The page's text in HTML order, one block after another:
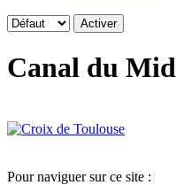
Canal du
Pour naviguer sur ce site :